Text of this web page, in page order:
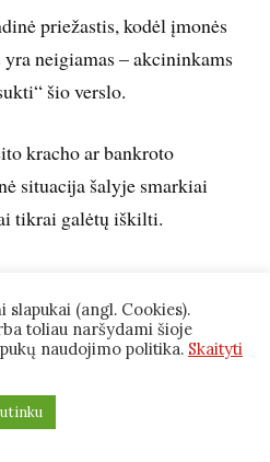
priežastis, kodėl įmonės
yra neigiamas – akcininkams
šio verslo.
kracho ar bankroto
situacija šalyje smarkiai
tikrai galėtų iškilti.
akcininkų, kurie įlietų
klubui laikui bėgant savo
slapukai (angl. Cookies).
toliau naršydami šioje
naudojimo politika. Skaityti